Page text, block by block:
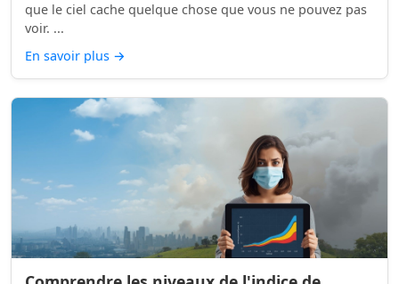
que le ciel cache quelque chose que vous ne pouvez pas
voir. ...
En savoir plus →